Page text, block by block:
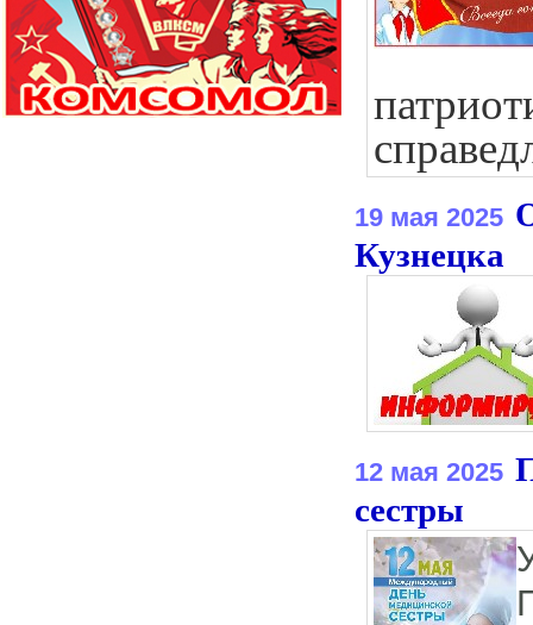
19 мая 2025
Кузнецка
12 мая 2025
сестры